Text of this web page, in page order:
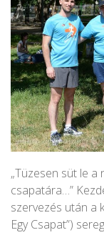
„Tüzesen süt le a
csapatára…”
szervezés után a
Egy Csapat”)